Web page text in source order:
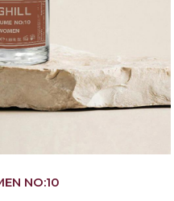
NO:10